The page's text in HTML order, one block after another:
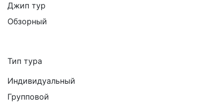
Джип тур
Обзорный
Тип тура
Индивидуальный
Групповой